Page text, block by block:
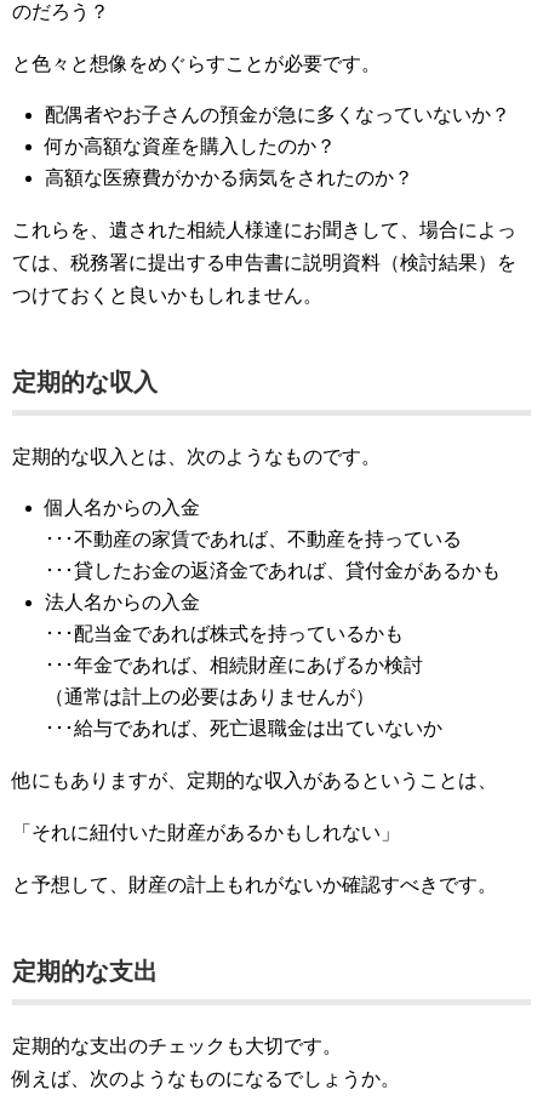
のだろう？
と色々と想像をめぐらすことが必要です。
配偶者やお子さんの預金が急に多くなっていないか？
何か高額な資産を購入したのか？
高額な医療費がかかる病気をされたのか？
これらを、遺された相続人様達にお聞きして、場合によっ
ては、税務署に提出する申告書に説明資料（検討結果）を
つけておくと良いかもしれません。
定期的な収入
定期的な収入とは、次のようなものです。
個人名からの入金
･･･不動産の家賃であれば、不動産を持っている
･･･貸したお金の返済金であれば、貸付金があるかも
法人名からの入金
･･･配当金であれば株式を持っているかも
･･･年金であれば、相続財産にあげるか検討
（通常は計上の必要はありませんが）
･･･給与であれば、死亡退職金は出ていないか
他にもありますが、定期的な収入があるということは、
「それに紐付いた財産があるかもしれない」
と予想して、財産の計上もれがないか確認すべきです。
定期的な支出
定期的な支出のチェックも大切です。
例えば、次のようなものになるでしょうか。